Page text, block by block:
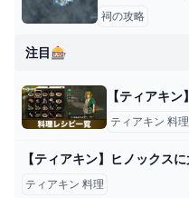
祠の攻略
注目🎰
ティアキン 料理
ティアキン 料理